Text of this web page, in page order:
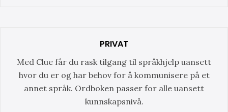
PRIVAT
Med Clue får du rask tilgang til språkhjelp uansett
hvor du er og har behov for å kommunisere på et
annet språk. Ordboken passer for alle uansett
kunnskapsnivå.